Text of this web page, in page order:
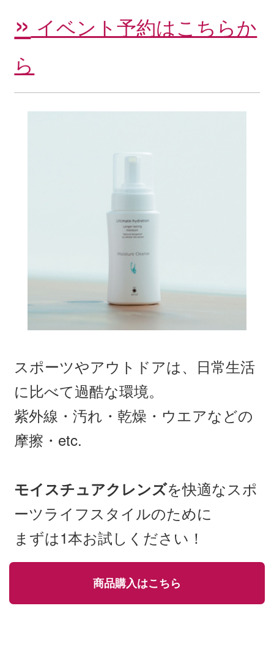
» イベント予約はこちらか
ら
スポーツやアウトドアは、日常生活
に比べて過酷な環境。
紫外線・汚れ・乾燥・ウエアなどの
摩擦・etc.
モイスチュアクレンズを快適なスポ
ーツライフスタイルのために
まずは1本お試しください！
商品購入はこちら